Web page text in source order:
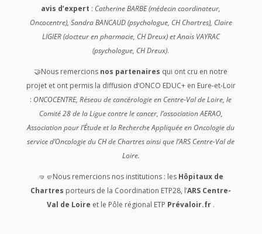
avis d’expert : Catherine BARBE (médecin coordinateur,
Oncocentre), Sandra BANCAUD (psychologue, CH Chartres), Claire
LIGIER (docteur en pharmacie, CH Dreux) et Anaïs VAYRAC
(psychologue, CH Dreux).
🤝Nous remercions nos partenaires qui ont cru en notre
projet et ont permis la diffusion d’ONCO EDUC+ en Eure-et-Loir
: ONCOCENTRE, Réseau de cancérologie en Centre-Val de Loire, le
Comité 28 de la Ligue contre le cancer, l’association AERAO,
Association pour l’Étude et la Recherche Appliquée en Oncologie du
service d’Oncologie du CH de Chartres ainsi que l’ARS Centre-Val de
Loire.
🤜​🤛​Nous remercions nos institutions : lesHôpitaux de
Chartres porteurs de la Coordination ETP28, l’ARS Centre-
Val de Loire et le Pôle régional ETP Prévaloir.fr .